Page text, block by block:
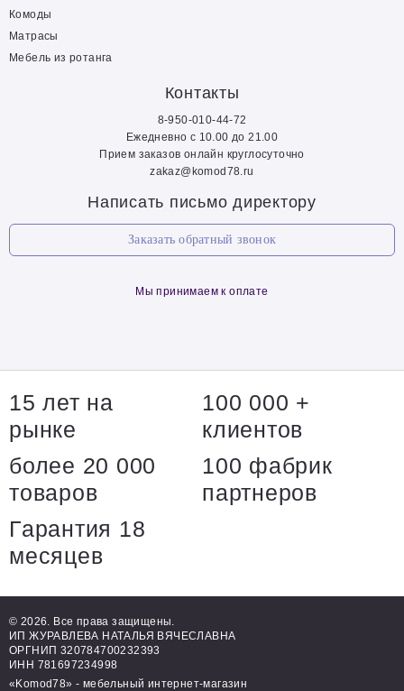
Комоды
Матрасы
Мебель из ротанга
Контакты
8-950-010-44-72
Ежедневно с 10.00 до 21.00
Прием заказов онлайн круглосуточно
zakaz@komod78.ru
Написать письмо директору
Заказать обратный звонок
Мы принимаем к оплате
15 лет на
рынке
100 000 +
клиентов
более 20 000
товаров
100 фабрик
партнеров
Гарантия 18
месяцев
© 2026. Все права защищены.
ИП ЖУРАВЛЕВА НАТАЛЬЯ ВЯЧЕСЛАВНА
ОРГНИП 320784700232393
ИНН 781697234998
«Komod78» - мебельный интернет-магазин